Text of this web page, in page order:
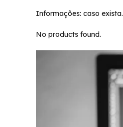
Informações: caso exista.
No products found.